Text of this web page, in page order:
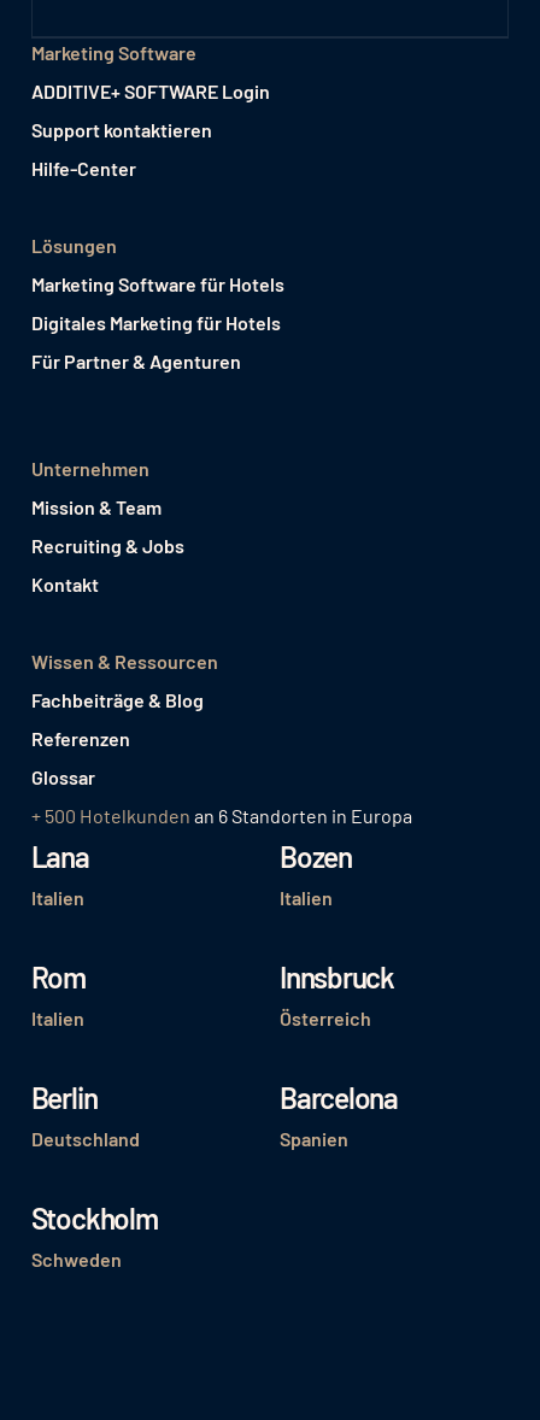
Marketing Software
ADDITIVE+ SOFTWARE Login
Support kontaktieren
Hilfe-Center
Lösungen
Marketing Software für Hotels
Digitales Marketing für Hotels
Für Partner & Agenturen
Unternehmen
Mission & Team
Recruiting & Jobs
Kontakt
Wissen & Ressourcen
Fachbeiträge & Blog
Referenzen
Glossar
+ 500 Hotelkunden an 6 Standorten in Europa
Lana
Italien
Bozen
Italien
Rom
Italien
Innsbruck
Österreich
Berlin
Deutschland
Barcelona
Spanien
Stockholm
Schweden